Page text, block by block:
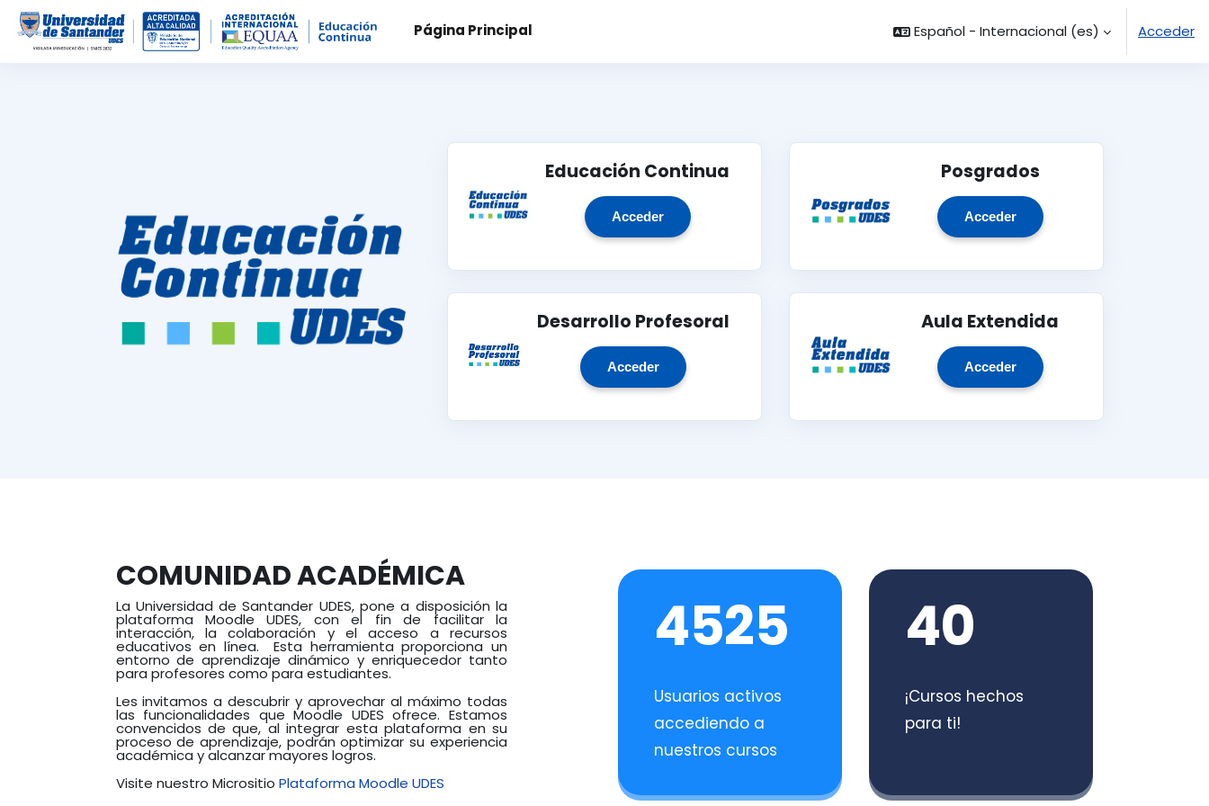
Salta al contenido principal
Página Principal
Español - Internacional ‎(es)‎ Acceder
Educación Continua
Acceder
Posgrados
Acceder
Desarrollo Profesoral
Acceder
Aula Extendida
Acceder
COMUNIDAD ACADÉMICA
La Universidad de Santander UDES, pone a disposición la
plataforma Moodle UDES, con el fin de facilitar la
interacción, la colaboración y el acceso a recursos
educativos en línea. Esta herramienta proporciona un
entorno de aprendizaje dinámico y enriquecedor tanto
para profesores como para estudiantes.
Les invitamos a descubrir y aprovechar al máximo todas
las funcionalidades que Moodle UDES ofrece. Estamos
convencidos de que, al integrar esta plataforma en su
proceso de aprendizaje, podrán optimizar su experiencia
académica y alcanzar mayores logros.
Visite nuestro Micrositio Plataforma Moodle UDES
4525
Usuarios activos
accediendo a
nuestros cursos
40
¡Cursos hechos
para ti!